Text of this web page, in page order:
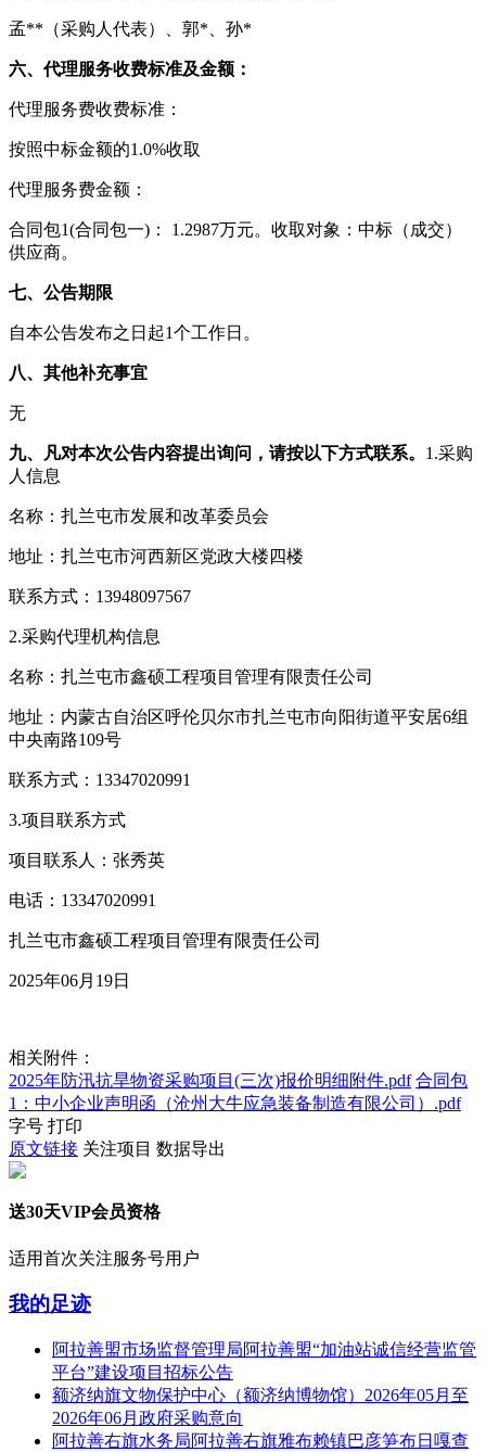
孟**（采购人代表）、郭*、孙*
六、代理服务收费标准及金额：
代理服务费收费标准：
按照中标金额的1.0%收取
代理服务费金额：
合同包1(合同包一)： 1.2987万元。收取对象：中标（成交）
供应商。
七、公告期限
自本公告发布之日起1个工作日。
八、其他补充事宜
无
九、凡对本次公告内容提出询问，请按以下方式联系。 1.采购
人信息
名称：扎兰屯市发展和改革委员会
地址：扎兰屯市河西新区党政大楼四楼
联系方式：13948097567
2.采购代理机构信息
名称：扎兰屯市鑫硕工程项目管理有限责任公司
地址：内蒙古自治区呼伦贝尔市扎兰屯市向阳街道平安居6组
中央南路109号
联系方式：13347020991
3.项目联系方式
项目联系人：张秀英
电话：13347020991
扎兰屯市鑫硕工程项目管理有限责任公司
2025年06月19日
相关附件：
2025年防汛抗旱物资采购项目(三次)报价明细附件.pdf 合同包
1：中小企业声明函（沧州大牛应急装备制造有限公司）.pdf
字号 打印
原文链接 关注项目 数据导出
送30天VIP会员资格
适用首次关注服务号用户
我的足迹
阿拉善盟市场监督管理局阿拉善盟“加油站诚信经营监管
平台”建设项目招标公告
额济纳旗文物保护中心（额济纳博物馆）2026年05月至
2026年06月政府采购意向
阿拉善右旗水务局阿拉善右旗雅布赖镇巴彦笋布日嘎查